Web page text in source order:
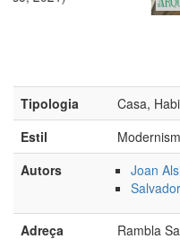
Tipologia
Casa,
Estil
Joan
Adreça